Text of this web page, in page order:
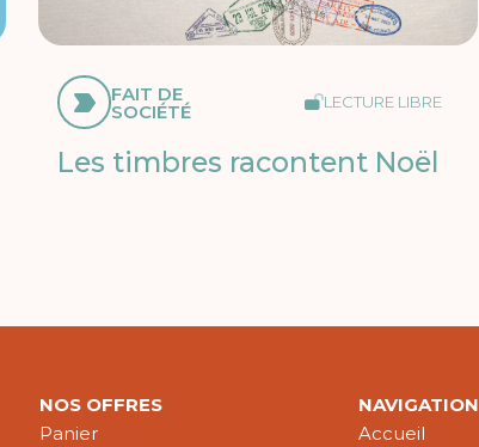
FAIT DE
SOCIÉTÉ LECTURE LIBRE
Les timbres racontent Noël
NOS OFFRES
Panier
NAVIGATION
Accueil